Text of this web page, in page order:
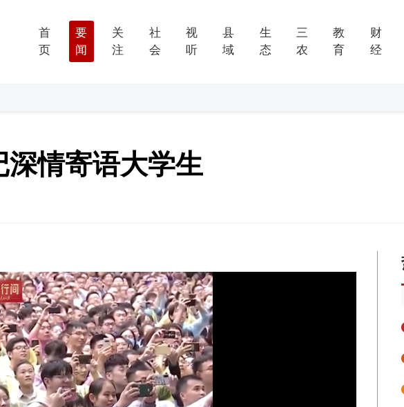
首
页
要
闻
关
注
社
会
视
听
县
域
生
态
三
农
教
育
财
经
深情寄语大学生